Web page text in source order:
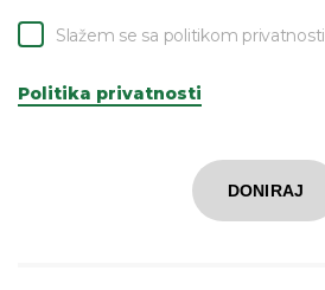
Slažem se sa politikom privatnosti
Politika privatnosti
DONIRAJ